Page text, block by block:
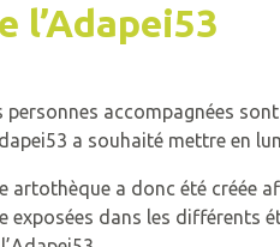
l’Adapei53
personnes accompagnées
a souhaité mettre en
artothèque a donc été créée
exposées dans les différents